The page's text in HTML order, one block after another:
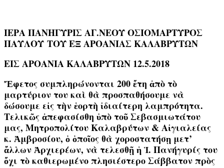
ΙΕΡΑ ΠΑΝΗΓΥΡΙΣ ΑΓ.ΝΕΟΥ ΟΣΙΟΜΑΡΤΥΡΟΣ
ΠΑΥΛΟΥ ΤΟΥ ΕΞ ΑΡΟΑΝΙΑΣ ΚΑΛΑΒΡΥΤΩΝ
ΕΙΣ ΑΡΟΑΝΙΑ ΚΑΛΑΒΡΥΤΩΝ 12.5.2018
Ἔφετος συμπληρώνονται 200 ἔτη ἀπὸ τὸ
μαρτύριον του καὶ θὰ προσπαθήσουμε νὰ
δώσουμε εἰς τὴν ἑορτὴ ἰδιαίτερη λαμπρότητα.
Τελικῶς ἀπεφασίσθη ὑπὸ τοῦ Σεβασμιωτάτου
μας, Μητροπολίτου Καλαβρύτων & Αἰγιαλείας
κ. Ἀμβροσίου, ὁ ὁποῖος θὰ χοροστατήσῃ μετ’
ἄλλων Ἀρχιερέων, νὰ τελεσθῇ ἡ Ἱ. Πανήγυρίς του
ὄχι τὸ καθιερωμένο πλησιέστερο Σάββατον πρὸς